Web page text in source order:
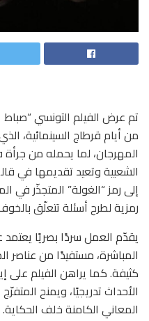
تم عرض الفيلم التونسي “صباط
من أيام قرطاج السينمائية،
المهرجان، لما يحمله من جرأة
الشعبية وتعيد تقديمها في
إلى رمز “الغولة” المتجذّر في
رمزية لطرح أسئلة تتعلّق
يقدّم العمل سردًا بصريًا يعتمد
المباشرة، مستفيدًا من عناصر
كثيفة. كما يراهن الفيلم
الأحداث تدريجيًا، ويمنح
المعاني الكامنة خلف الحكاية.